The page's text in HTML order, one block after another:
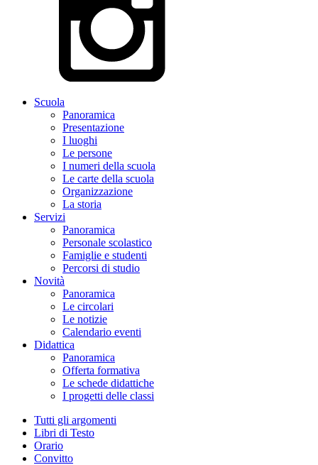
Scuola
Panoramica
Presentazione
I luoghi
Le persone
I numeri della scuola
Le carte della scuola
Organizzazione
La storia
Servizi
Panoramica
Personale scolastico
Famiglie e studenti
Percorsi di studio
Novità
Panoramica
Le circolari
Le notizie
Calendario eventi
Didattica
Panoramica
Offerta formativa
Le schede didattiche
I progetti delle classi
Tutti gli argomenti
Libri di Testo
Orario
Convitto